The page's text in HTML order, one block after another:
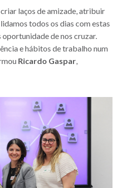
laços de amizade, atribuir
todos os dias com estas
oportunidade de nos cruzar.
e hábitos de trabalho num
Ricardo Gaspar,